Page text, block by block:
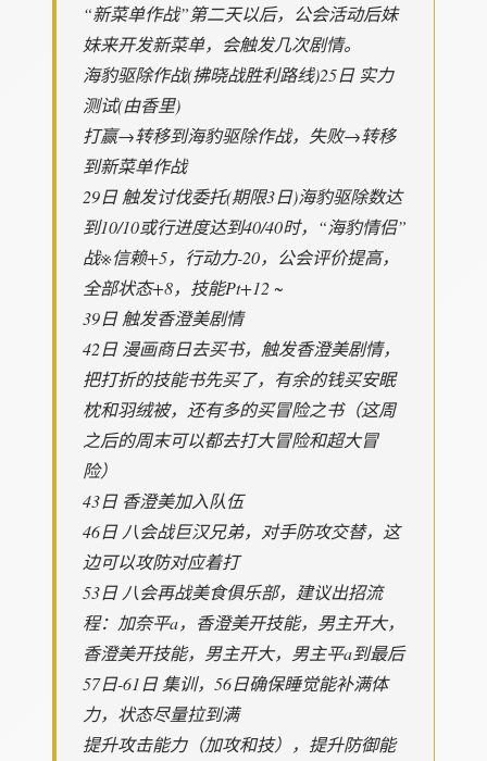
“新菜单作战”第二天以后，公会活动后妹
妹来开发新菜单，会触发几次剧情。
海豹驱除作战(拂晓战胜利路线)25日 实力
测试(由香里)
打赢→转移到海豹驱除作战，失败→转移
到新菜单作战
29日 触发讨伐委托(期限3日)海豹驱除数达
到10/10或行进度达到40/40时，“海豹情侣”
战※信赖+5，行动力-20，公会评价提高，
全部状态+8，技能Pt+12 ~
39日 触发香澄美剧情
42日 漫画商日去买书，触发香澄美剧情，
把打折的技能书先买了，有余的钱买安眠
枕和羽绒被，还有多的买冒险之书（这周
之后的周末可以都去打大冒险和超大冒
险）
43日 香澄美加入队伍
46日 八会战巨汉兄弟，对手防攻交替，这
边可以攻防对应着打
53日 八会再战美食俱乐部，建议出招流
程：加奈平a，香澄美开技能，男主开大，
香澄美开技能，男主开大，男主平a到最后
57日-61日 集训，56日确保睡觉能补满体
力，状态尽量拉到满
提升攻击能力（加攻和技），提升防御能